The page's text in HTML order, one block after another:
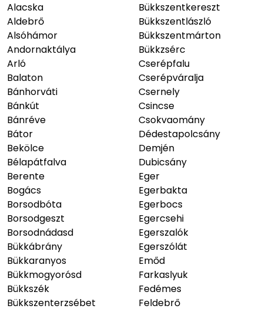
Alacska
Aldebrő
Alsóhámor
Andornaktálya
Arló
Balaton
Bánhorváti
Bánkút
Bánréve
Bátor
Bekölce
Bélapátfalva
Berente
Bogács
Borsodbóta
Borsodgeszt
Borsodnádasd
Bükkábrány
Bükkaranyos
Bükkmogyorósd
Bükkszék
Bükkszenterzsébet
Bükkszentkereszt
Bükkszentlászló
Bükkszentmárton
Bükkzsérc
Cserépfalu
Cserépváralja
Csernely
Csincse
Csokvaomány
Dédestapolcsány
Demjén
Dubicsány
Eger
Egerbakta
Egerbocs
Egercsehi
Egerszalók
Egerszólát
Emőd
Farkaslyuk
Fedémes
Feldebrő